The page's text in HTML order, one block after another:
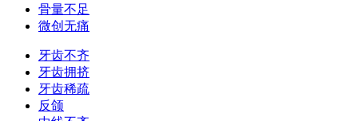
骨量不足
微创无痛
牙齿不齐
牙齿拥挤
牙齿稀疏
反颌